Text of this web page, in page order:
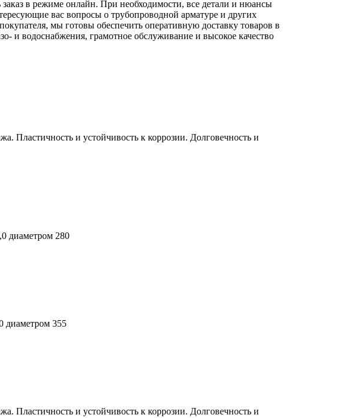
в режиме онлайн. При необходимости, все детали и нюансы
вас вопросы о трубопроводной арматуре и других
мы готовы обеспечить оперативную доставку товаров в
и водоснабжения, грамотное обслуживание и высокое качество
Пластичность и устойчивость к коррозии. Долговечность и
диаметром 280
диаметром 355
Пластичность и устойчивость к коррозии. Долговечность и